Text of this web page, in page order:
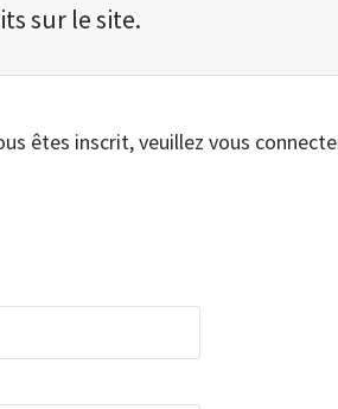
sur le site.
êtes inscrit, veuillez vous